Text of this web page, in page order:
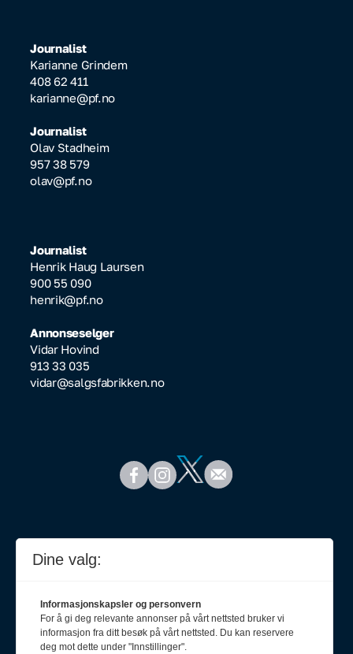
Journalist
Karianne Grindem
408 62 411
karianne@pf.no
Journalist
Olav Stadheim
957 38 579
olav@pf.no
Journalist
Henrik Haug Laursen
900 55 090
henrik@pf.no
Annonseselger
Vidar Hovind
913 33 035
vidar@salgsfabrikken.no
Dine valg:
Informasjonskapsler og personvern
For å gi deg relevante annonser på vårt nettsted bruker vi
informasjon fra ditt besøk på vårt nettsted. Du kan reservere
deg mot dette under "Innstillinger".